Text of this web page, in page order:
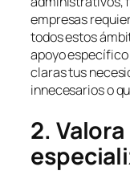
empresas
todos estos
apoyo
claras tus
innecesarios o
2.